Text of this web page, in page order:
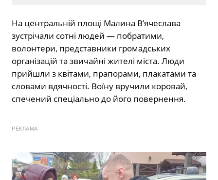
На центральній площі Малина В’ячеслава
зустрічали сотні людей — побратими,
волонтери, представники громадських
організацій та звичайні жителі міста. Люди
прийшли з квітами, прапорами, плакатами та
словами вдячності. Воїну вручили коровай,
спечений спеціально до його повернення.
РЕКЛАМА